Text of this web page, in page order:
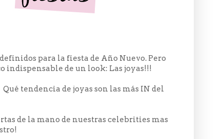
para la fiesta de Año Nuevo. Pero
indispensable de un look: Las joyas!!!
tendencia de joyas son las más IN del
de la mano de nuestras celebrities mas